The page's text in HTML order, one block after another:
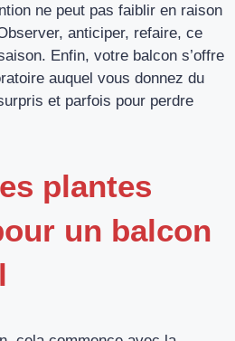
ne peut pas faiblir en raison
anticiper, refaire, ce
Enfin, votre balcon s’offre
auquel vous donnez du
et parfois pour perdre
plantes
un balcon